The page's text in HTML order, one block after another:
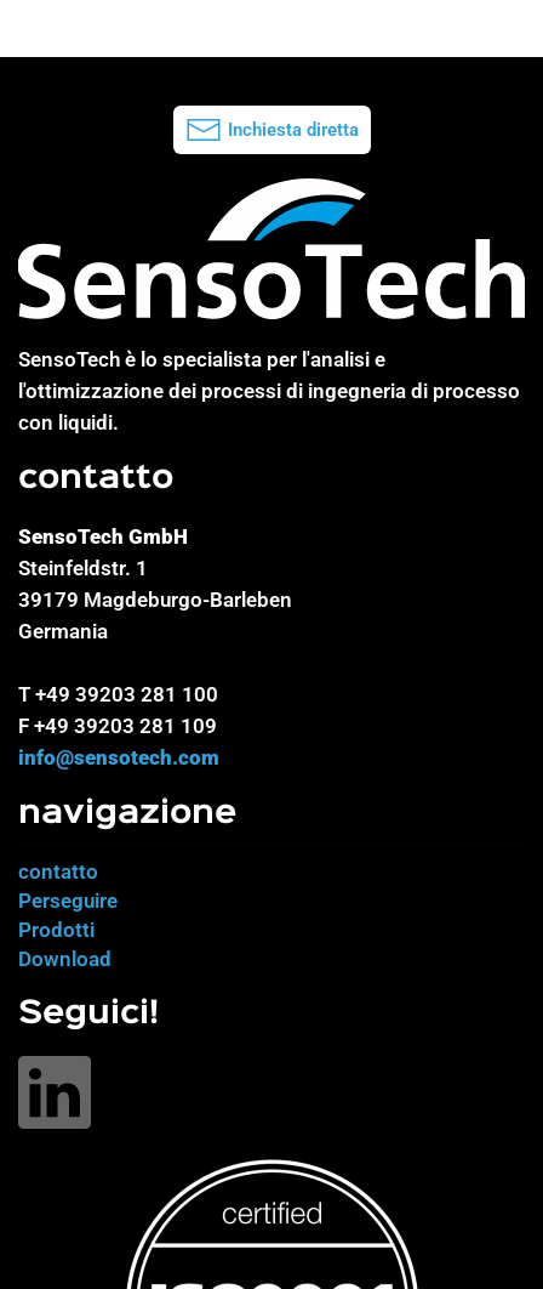
Inchiesta diretta
SensoTech è lo specialista per l'analisi e
l'ottimizzazione dei processi di ingegneria di processo
con liquidi.
contatto
SensoTech GmbH
Steinfeldstr. 1
39179 Magdeburgo-Barleben
Germania
T +49 39203 281 100
F +49 39203 281 109
info@sensotech.com
navigazione
contatto
Perseguire
Prodotti
Download
Seguici!